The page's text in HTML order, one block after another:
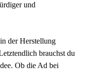
und
der Herstellung
brauchst du
Ob die Ad bei